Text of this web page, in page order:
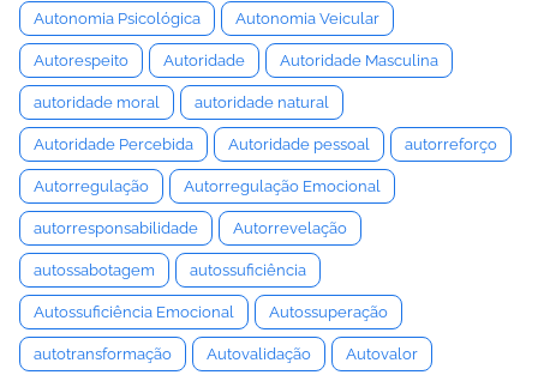
Autonomia Psicológica Autonomia Veicular
Autorespeito Autoridade Autoridade Masculina
autoridade moral autoridade natural
Autoridade Percebida Autoridade pessoal autorreforço
Autorregulação Autorregulação Emocional
autorresponsabilidade Autorrevelação
autossabotagem autossuficiência
Autossuficiência Emocional Autossuperação
autotransformação Autovalidação Autovalor